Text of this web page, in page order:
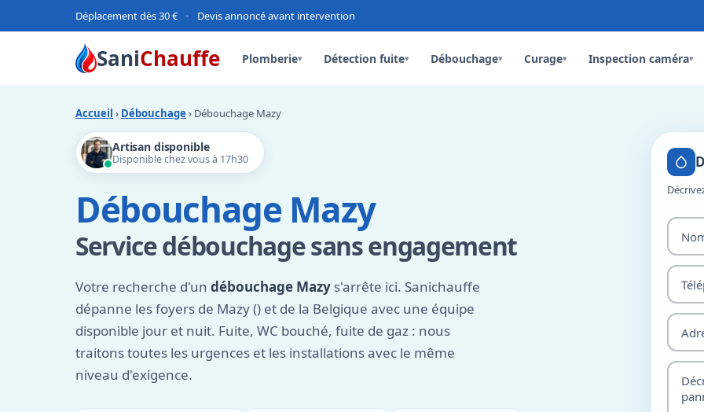
Déplacement dès 30 € • Devis annoncé avant intervention
SaniChauffe Plomberie▾ Détection fuite▾ Débouchage▾ Curage▾ Inspection caméra▾
Accueil › Débouchage › Débouchage Mazy
Artisan disponible
Disponible chez vous à 17h30
Débouchage Mazy
Service débouchage sans engagement
Votre recherche d'un débouchage Mazy s'arrête ici. Sanichauffe
dépanne les foyers de Mazy () et de la Belgique avec une équipe
disponible jour et nuit. Fuite, WC bouché, fuite de gaz : nous
traitons toutes les urgences et les installations avec le même
niveau d'exigence.